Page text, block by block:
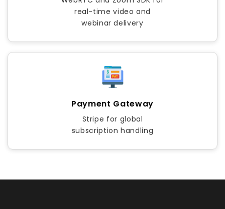
real-time video and
webinar delivery
Payment Gateway
Stripe for global
subscription handling